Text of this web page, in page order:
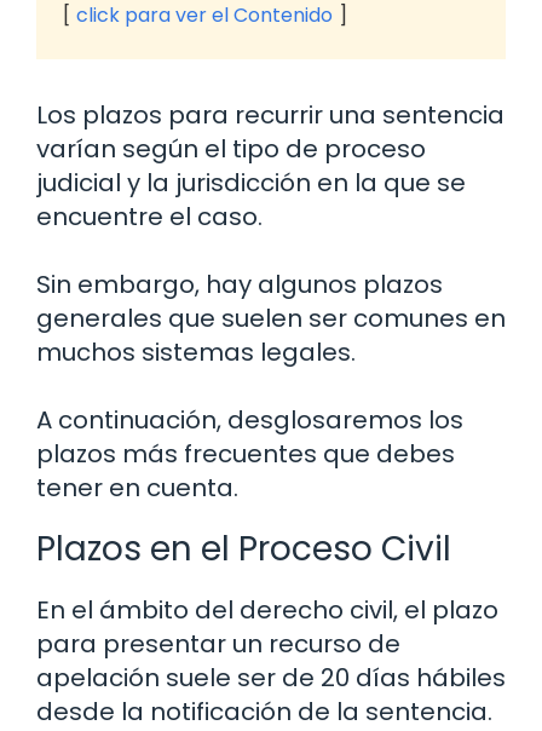
click para ver el Contenido
Los plazos para recurrir una sentencia
varían según el tipo de proceso
judicial y la jurisdicción en la que se
encuentre el caso.
Sin embargo, hay algunos plazos
generales que suelen ser comunes en
muchos sistemas legales.
A continuación, desglosaremos los
plazos más frecuentes que debes
tener en cuenta.
Plazos en el Proceso Civil
En el ámbito del derecho civil, el plazo
para presentar un recurso de
apelación suele ser de 20 días hábiles
desde la notificación de la sentencia.